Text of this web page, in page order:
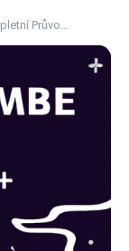
Průvo…